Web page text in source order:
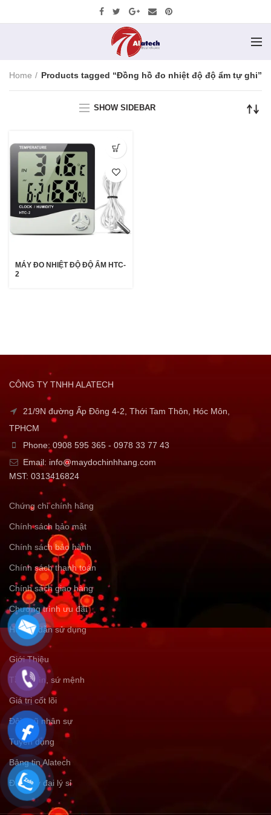
Home Products tagged “Đồng hồ đo nhiệt độ độ ẩm tự ghi”
SHOW SIDEBAR
MÁY ĐO NHIỆT ĐỘ ĐỘ ẨM HTC-
2
CÔNG TY TNHH ALATECH
21/9N đường Ấp Đông 4-2, Thới Tam Thôn, Hóc Môn,
TPHCM
Phone: 0908 595 365 - 0978 33 77 43
Email: info@maydochinhhang.com
MST: 0313416824
Chứng chỉ chính hãng
Chính sách bảo mật
Chính sách bảo hành
Chính sách thanh toán
Chính sách giao hàng
Chương trình ưu đãi
Hướng dẫn sử dụng
Giới Thiệu
Tầm nhìn, sứ mệnh
Giá trị cốt lõi
Đội ngũ nhân sự
Tuyển dụng
Bảng tin Alatech
Đăng ký đại lý sỉ